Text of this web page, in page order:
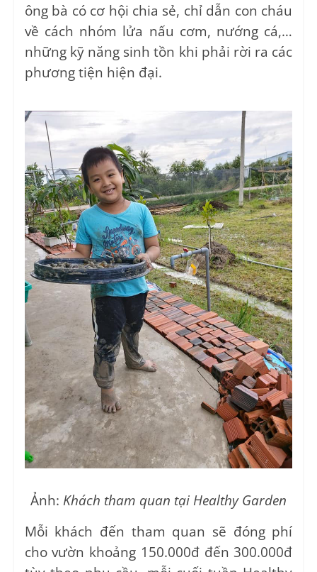
ông bà có cơ hội chia sẻ, chỉ dẫn con cháu
về cách nhóm lửa nấu cơm, nướng cá,…
những kỹ năng sinh tồn khi phải rời ra các
phương tiện hiện đại.
Ảnh: Khách tham quan tại Healthy Garden
Mỗi khách đến tham quan sẽ đóng phí
cho vườn khoảng 150.000đ đến 300.000đ